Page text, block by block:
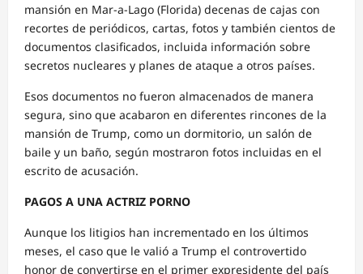
mansión en Mar-a-Lago (Florida) decenas de cajas con
recortes de periódicos, cartas, fotos y también cientos de
documentos clasificados, incluida información sobre
secretos nucleares y planes de ataque a otros países.
Esos documentos no fueron almacenados de manera
segura, sino que acabaron en diferentes rincones de la
mansión de Trump, como un dormitorio, un salón de
baile y un baño, según mostraron fotos incluidas en el
escrito de acusación.
PAGOS A UNA ACTRIZ PORNO
Aunque los litigios han incrementado en los últimos
meses, el caso que le valió a Trump el controvertido
honor de convertirse en el primer expresidente del país